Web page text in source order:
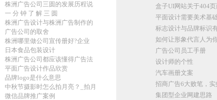
株洲广告公司三圆的发展历程说
一 分 钟 了 解 三 圆
株洲广告设计与株洲广告制作的
广告公司的取舍
株洲哪里做公司宣传册好?企业
日本食品包装设计
株洲广告公司都应该懂得广告法
平面广告设计作品欣赏
品牌logo是什么意思
中秋节摄影时怎么拍月亮？_拍月
微信品牌推广案例
盒子UI网站关于404
平面设计需要美术基
标志设计与品牌标识
如何让形象代言人为
广告公司员工手册
设计师的个性
汽车画册文案
招商广告6大败笔，
集团型企业网建思路